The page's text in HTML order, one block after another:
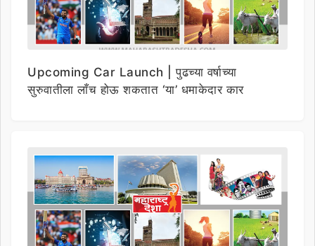
Upcoming Car Launch | पुढच्या वर्षाच्या
सुरुवातीला लाँच होऊ शकतात ‘या’ धमाकेदार कार